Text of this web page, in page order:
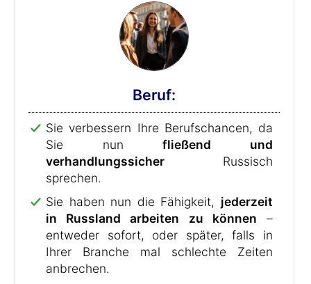
Beruf:
Sie verbessern Ihre Berufschancen, da
Sie nunfließend und
verhandlungssicher Russisch
sprechen.
Sie haben nun die Fähigkeit, jederzeit
in Russland arbeiten zu können –
entweder sofort, oder später, falls in
Ihrer Branche mal schlechte Zeiten
anbrechen.